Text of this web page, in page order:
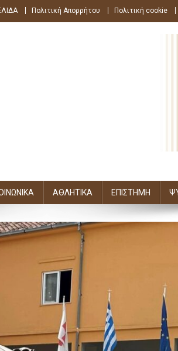
Πολιτική Απορρήτου Πολιτική cookie
ΑΘΛΗΤΙΚΑ ΕΠΙΣΤΗΜΗ